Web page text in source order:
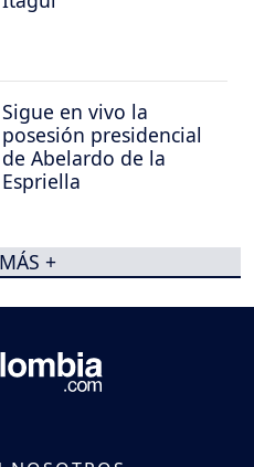
Sigue en vivo la
posesión presidencial
de Abelardo de la
Espriella
+